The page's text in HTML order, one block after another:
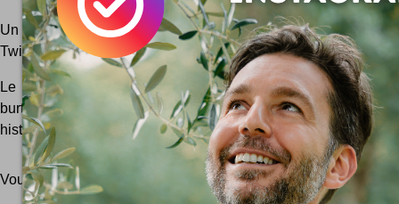
Un cadavre exquis ? Oui, une histoire à plusieurs mains ! A
Twitter ? Qui ça ?
Le réalisateur et scénariste Tim Burton lance un grand
burtonstory.com Il s'agit de rédiger des suites probables (en
histoire débutée par Tim himself ! Et c'est à trav...
Vous pouvez aussi parcourir le blogau hasard!